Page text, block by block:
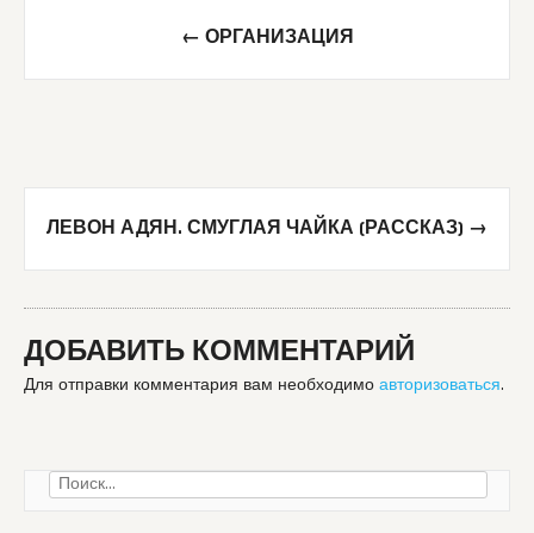
navigation
← ОРГАНИЗАЦИЯ
ЛЕВОН АДЯН. СМУГЛАЯ ЧАЙКА (РАССКАЗ) →
ДОБАВИТЬ КОММЕНТАРИЙ
Для отправки комментария вам необходимо авторизоваться.
Найти: